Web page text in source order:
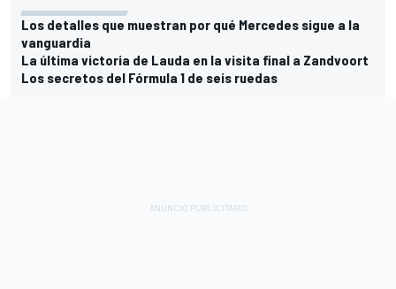
Los detalles que muestran por qué Mercedes sigue a la
vanguardia
La última victoria de Lauda en la visita final a Zandvoort
Los secretos del Fórmula 1 de seis ruedas